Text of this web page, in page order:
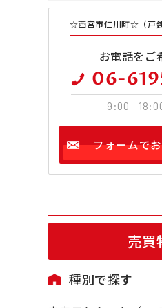
☆西宮市仁川町☆（戸
お電話をご
06-
9:00 -
フォームで
売買
種別で探す